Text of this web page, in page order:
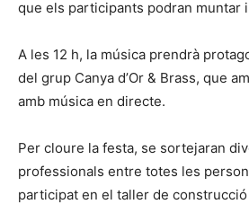
que els participants podran muntar
A les 12 h, la música prendrà
del grup Canya d’Or & Brass, que
amb música en directe.
Per cloure la festa, se sortejaran
professionals entre totes les
participat en el taller de construcció